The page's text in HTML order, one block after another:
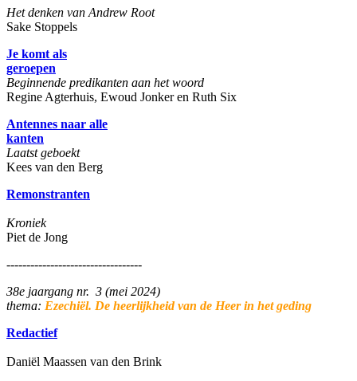
Het denken van Andrew Root
Sake Stoppels
Je komt als
geroepen
Beginnende predikanten aan het woord
Regine Agterhuis, Ewoud Jonker en Ruth Six
Antennes naar alle
kanten
Laatst geboekt
Kees van den Berg
Remonstranten
Kroniek
Piet de Jong
----------------------------------
38e jaargang nr. 3 (mei 2024)
thema: Ezechiël. De heerlijkheid van de Heer in het geding
Redactief
Daniël Maassen van den Brink